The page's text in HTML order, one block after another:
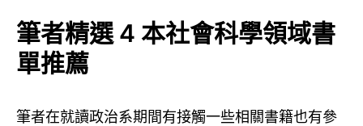
筆者精選 4 本社會科學領域書
單推薦
筆者在就讀政治系期間有接觸一些相關書籍也有參